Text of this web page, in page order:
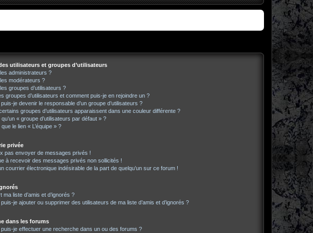
utilisateurs et groupes d’utilisateurs
administrateurs ?
modérateurs ?
groupes d’utilisateurs ?
groupes d’utilisateurs et comment puis-je en rejoindre un ?
je devenir le responsable d’un groupe d’utilisateurs ?
groupes d’utilisateurs apparaissent dans une couleur différente ?
qu’un « groupe d’utilisateurs par défaut » ?
le lien « L’équipe » ?
privée
pas envoyer de messages privés !
à recevoir des messages privés non sollicités !
courrier électronique indésirable de la part de quelqu’un sur ce forum !
ma liste d’amis et d’ignorés ?
je ajouter ou supprimer des utilisateurs de ma liste d’amis et d’ignorés ?
dans les forums
puis-je effectuer une recherche dans un ou des forums ?